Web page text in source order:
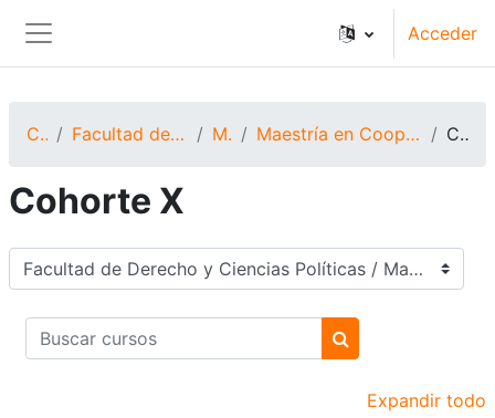
Panel lateral
Acceder
Cursos Facultad de Derecho y Ciencias Políticas Maestrías Maestría en Cooperación Internacional para el Desarrollo Cohorte X
Cohorte X
Categorías
Buscar cursos
Buscar cursos
Expandir todo